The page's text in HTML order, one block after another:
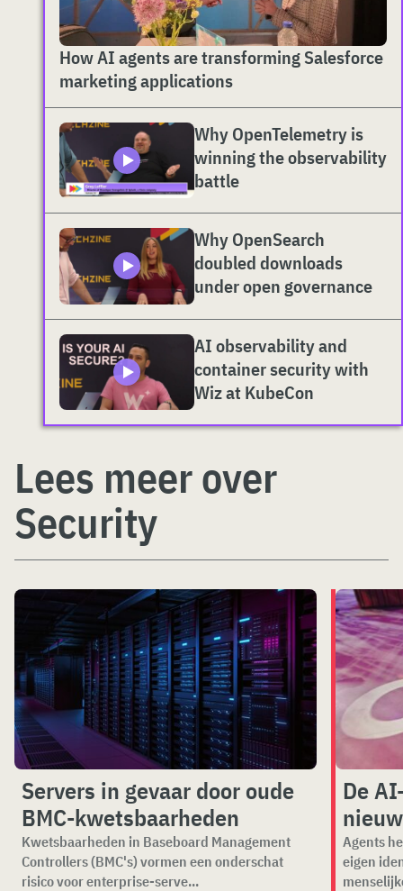
How AI agents are transforming Salesforce
marketing applications
Why OpenTelemetry is
winning the observability
battle
Why OpenSearch
doubled downloads
under open governance
AI observability and
container security with
Wiz at KubeCon
Lees meer over
Security
Servers in gevaar door oude
BMC-kwetsbaarheden
Kwetsbaarheden in Baseboard Management
Controllers (BMC's) vormen een onderschat
risico voor enterprise-serve...
De
Agents
eigen